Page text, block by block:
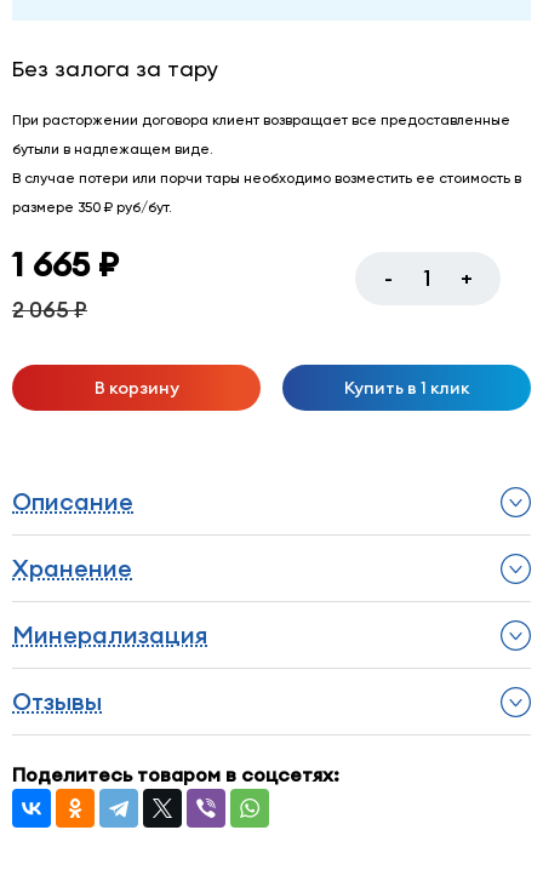
1 665 ₽
2 065 ₽
- +
В корзину Купить в 1 клик
Без залога за тару
При расторжении договора клиент возвращает все предоставленные
бутыли в надлежащем виде.
В случае потери или порчи тары необходимо возместить ее стоимость в
размере 350 ₽ руб/бут.
Описание
Хранение
Минерализация
Отзывы
Поделитесь товаром в соцсетях: